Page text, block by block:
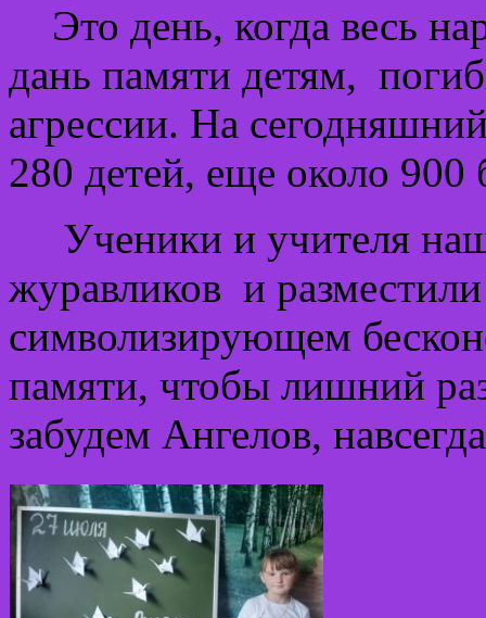
Это день, когда весь
дань памяти детям,
агрессии. На
280 детей, еще около 900
Ученики и учителя
журавликов и
символизирующем
памяти, чтобы лишний
забудем Ангелов,